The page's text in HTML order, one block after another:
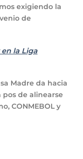
exigiendo la
de
la Liga
Madre da hacia
de alinearse
CONMEBOL y